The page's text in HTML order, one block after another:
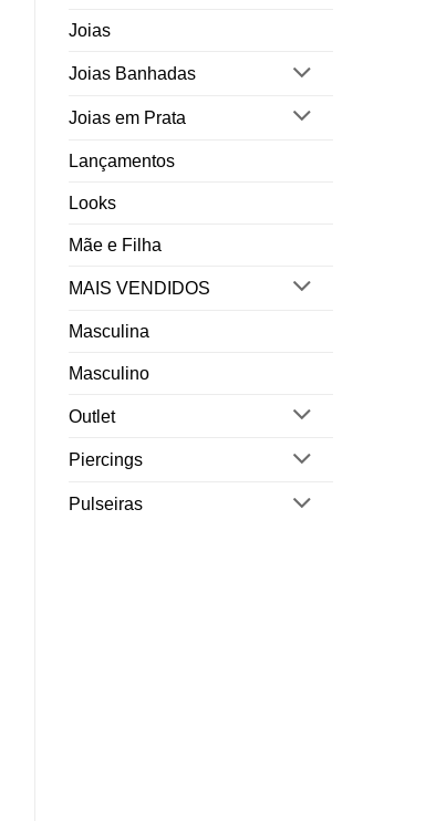
Joias
Joias Banhadas
Joias em Prata
Lançamentos
Looks
Mãe e Filha
MAIS VENDIDOS
Masculina
Masculino
Outlet
Piercings
Pulseiras